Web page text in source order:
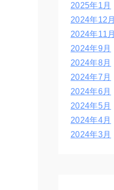
2025年1月
2024年12月
2024年11月
2024年9月
2024年8月
2024年7月
2024年6月
2024年5月
2024年4月
2024年3月